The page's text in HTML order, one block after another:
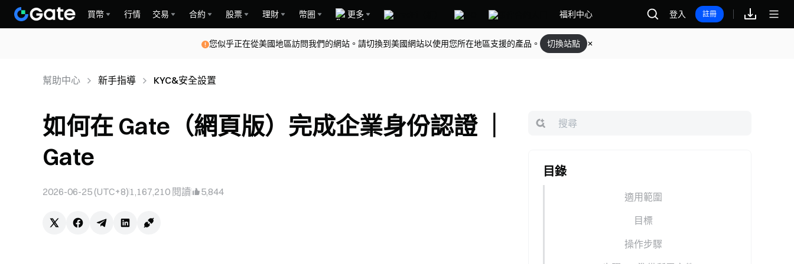
買幣 行情 交易 合約 股票 理財 幣圈 更多 福利中心 登入 註冊
您似乎正在從美國地區訪問我們的網站。請切換到美國網站以使用您所在地區支援的產品。 切換站點
幫助中心 新手指導 KYC&安全設置
如何在 Gate（網頁版）完成企業身份認證 ｜
Gate
2026-06-25 (UTC+8) 1,167,210 閱讀 5,844
目錄
適用範圍
目標
操作步驟